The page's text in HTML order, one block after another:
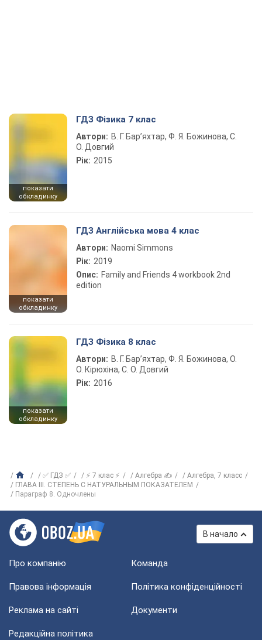
показати
обкладинку
ГДЗ Фізика 7 клас
Автори: В. Г. Бар’яхтар, Ф. Я. Божинова, С.
О. Довгий
Рік: 2015
показати
обкладинку
ГДЗ Англійська мова 4 клас
Автори: Naomi Simmons
Рік: 2019
Опис: Family and Friends 4 workbook 2nd
edition
показати
обкладинку
ГДЗ Фізика 8 клас
Автори: В. Г. Бар’яхтар, Ф. Я. Божинова, О.
О. Кірюхіна, С. О. Довгий
Рік: 2016
✅ ГДЗ ✅ ⚡ 7 клас ⚡ Алгебра ✍
Алгебра, 7 класс
ГЛАВА ІІІ. СТЕПЕНЬ С НАТУРАЛЬНЫМ ПОКАЗАТЕЛЕМ
Параграф 8. Одночлены
В начало
Про компанію Команда
Правова інформація Політика конфіденційності
Реклама на сайті Документи
Редакційна політика